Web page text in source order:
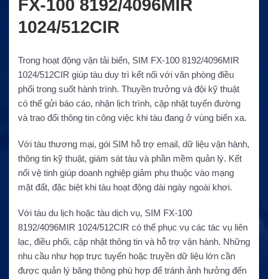
FX-100 8192/4096MIR
1024/512CIR
Trong hoạt động vận tải biển, SIM FX-100 8192/4096MIR
1024/512CIR giúp tàu duy trì kết nối với văn phòng điều
phối trong suốt hành trình. Thuyền trưởng và đội kỹ thuật
có thể gửi báo cáo, nhận lịch trình, cập nhật tuyến đường
và trao đổi thông tin công việc khi tàu đang ở vùng biển xa.
Với tàu thương mại, gói SIM hỗ trợ email, dữ liệu vận hành,
thông tin kỹ thuật, giám sát tàu và phần mềm quản lý. Kết
nối vệ tinh giúp doanh nghiệp giảm phụ thuộc vào mạng
mặt đất, đặc biệt khi tàu hoạt động dài ngày ngoài khơi.
Với tàu du lịch hoặc tàu dịch vụ, SIM FX-100
8192/4096MIR 1024/512CIR có thể phục vụ các tác vụ liên
lạc, điều phối, cập nhật thông tin và hỗ trợ vận hành. Những
nhu cầu như họp trực tuyến hoặc truyền dữ liệu lớn cần
được quản lý băng thông phù hợp để tránh ảnh hưởng đến